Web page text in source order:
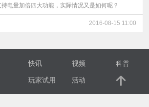
电量加倍四大功能，实际情况又是如何呢？
2016-08-15 11:00
快讯 视频 科普
玩家试用 活动